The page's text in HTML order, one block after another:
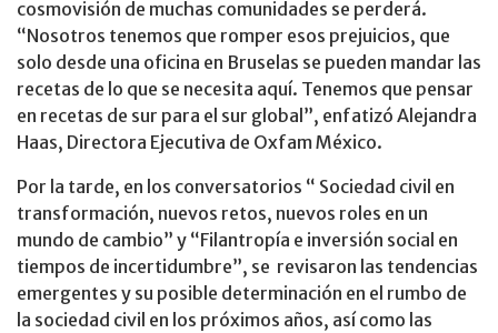
cosmovisión de muchas comunidades se perderá.
“Nosotros tenemos que romper esos prejuicios, que
solo desde una oficina en Bruselas se pueden mandar las
recetas de lo que se necesita aquí. Tenemos que pensar
en recetas de sur para el sur global”, enfatizó Alejandra
Haas, Directora Ejecutiva de Oxfam México.
Por la tarde, en los conversatorios “ Sociedad civil en
transformación, nuevos retos, nuevos roles en un
mundo de cambio” y “Filantropía e inversión social en
tiempos de incertidumbre”, se revisaron las tendencias
emergentes y su posible determinación en el rumbo de
la sociedad civil en los próximos años, así como las